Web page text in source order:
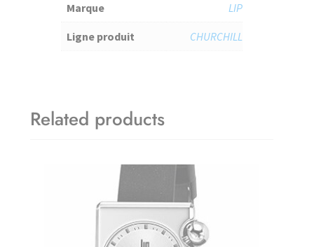
Marque LIP
Ligne produit CHURCHILL
Related products